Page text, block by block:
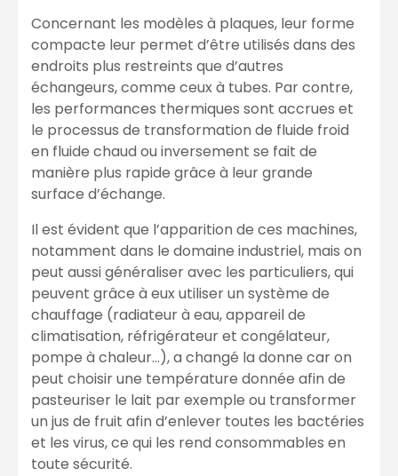
Concernant les modèles à plaques, leur forme
compacte leur permet d’être utilisés dans des
endroits plus restreints que d’autres
échangeurs, comme ceux à tubes. Par contre,
les performances thermiques sont accrues et
le processus de transformation de fluide froid
en fluide chaud ou inversement se fait de
manière plus rapide grâce à leur grande
surface d’échange.
Il est évident que l’apparition de ces machines,
notamment dans le domaine industriel, mais on
peut aussi généraliser avec les particuliers, qui
peuvent grâce à eux utiliser un système de
chauffage (radiateur à eau, appareil de
climatisation, réfrigérateur et congélateur,
pompe à chaleur…), a changé la donne car on
peut choisir une température donnée afin de
pasteuriser le lait par exemple ou transformer
un jus de fruit afin d’enlever toutes les bactéries
et les virus, ce qui les rend consommables en
toute sécurité.